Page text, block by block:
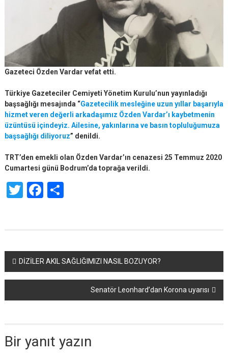
Gazeteci Özden Vardar vefat etti.
Türkiye Gazeteciler Cemiyeti Yönetim Kurulu’nun yayınladığı
başsağlığı mesajında “Gazetecilik mesleğine uzun yıllar başarıyla
hizmet veren değerli arkadaşımız Özden Vardar’ı kaybetmenin
üzüntüsü içindeyiz. Ailesine, yakınlarına ve basın topluluğumuza
başsağlığı diliyoruz” denildi.
TRT’den emekli olan Özden Vardar’ın cenazesi 25 Temmuz 2020
Cumartesi günü ‪Bodrum’da ‬toprağa verildi.
TwitterFacebook
Share
Yazı
dolaşımı
DİZİLER AKIL SAĞLIĞIMIZI NASIL BOZUYOR?
Senatör Leonhard’dan Korona uyarısı
Bir yanıt yazın